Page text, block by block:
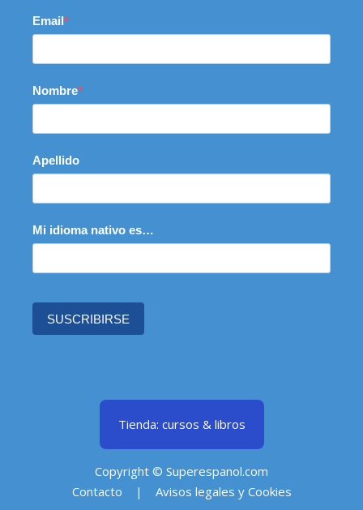
Email
Nombre
Apellido
Mi idioma nativo es…
SUSCRIBIRSE
Tienda: cursos & libros
Copyright © Superespanol.com
Contacto | Avisos legales y Cookies